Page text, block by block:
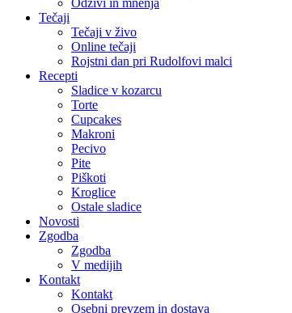
Odzivi in mnenja
Tečaji
Tečaji v živo
Online tečaji
Rojstni dan pri Rudolfovi malci
Recepti
Sladice v kozarcu
Torte
Cupcakes
Makroni
Pecivo
Pite
Piškoti
Kroglice
Ostale sladice
Novosti
Zgodba
Zgodba
V medijih
Kontakt
Kontakt
Osebni prevzem in dostava